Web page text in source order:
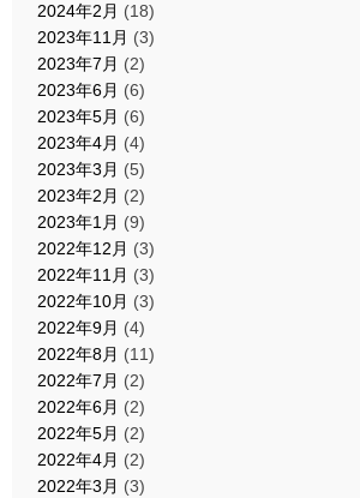
2024年2月 (18)
2023年11月 (3)
2023年7月 (2)
2023年6月 (6)
2023年5月 (6)
2023年4月 (4)
2023年3月 (5)
2023年2月 (2)
2023年1月 (9)
2022年12月 (3)
2022年11月 (3)
2022年10月 (3)
2022年9月 (4)
2022年8月 (11)
2022年7月 (2)
2022年6月 (2)
2022年5月 (2)
2022年4月 (2)
2022年3月 (3)